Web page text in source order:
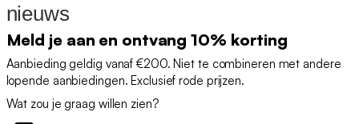
nieuws
Meld je aan en ontvang 10% korting
Aanbieding geldig vanaf €200. Niet te combineren met andere
lopende aanbiedingen. Exclusief rode prijzen.
Wat zou je graag willen zien?